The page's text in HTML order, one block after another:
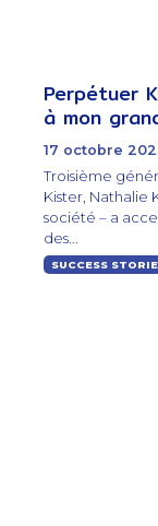
Perpétuer
à mon
17 octobre
Troisième
Kister, Nathalie
société – a
des...
SUCCESS